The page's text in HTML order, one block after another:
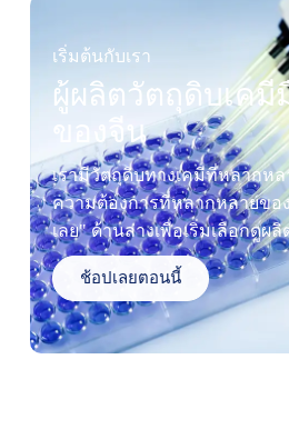
เริ่มต้นกับเรา
ผู้ผลิตวัตถุดิบเคมี
ของจีน
เรามีวัตถุดิบทางเคมีที่หลากห
ความต้องการที่หลากหลายข
เลย" ด้านล่างเพื่อเริ่มเลือกดูผ
ช้อปเลยตอนนี้